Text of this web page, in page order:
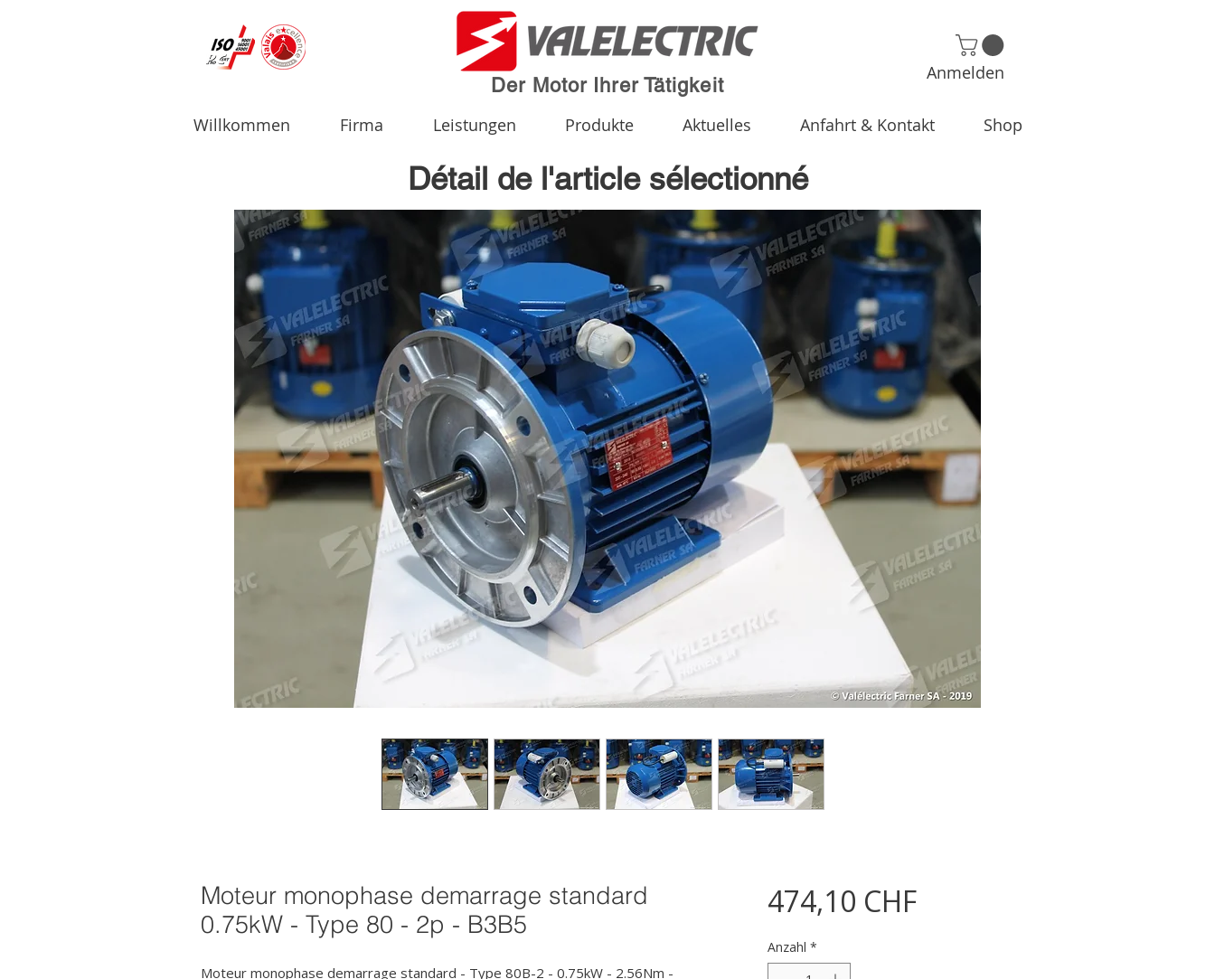
Der Motor Ihrer Tätigkeit
Anmelden
Willkommen Firma Leistungen Produkte Aktuelles Anfahrt & Kontakt Shop
Détail de l'article sélectionné
Moteur monophase demarrage standard
0.75kW - Type 80 - 2p - B3B5
Moteur monophase demarrage standard - Type 80B-2 - 0.75kW - 2.56Nm -
474,10 CHFPreis
Anzahl *